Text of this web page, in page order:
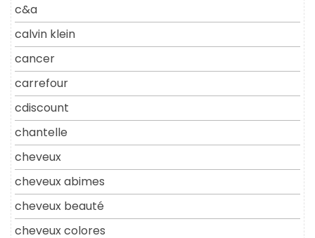
c&a
calvin klein
cancer
carrefour
cdiscount
chantelle
cheveux
cheveux abimes
cheveux beauté
cheveux colores